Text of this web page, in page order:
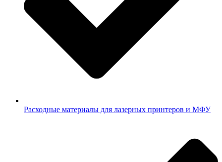
Расходные материалы для лазерных принтеров и МФУ